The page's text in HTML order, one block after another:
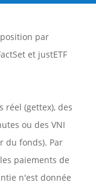
par
et justETF
réel (gettex), des
ou des VNI
du fonds). Par
paiements de
n'est donnée